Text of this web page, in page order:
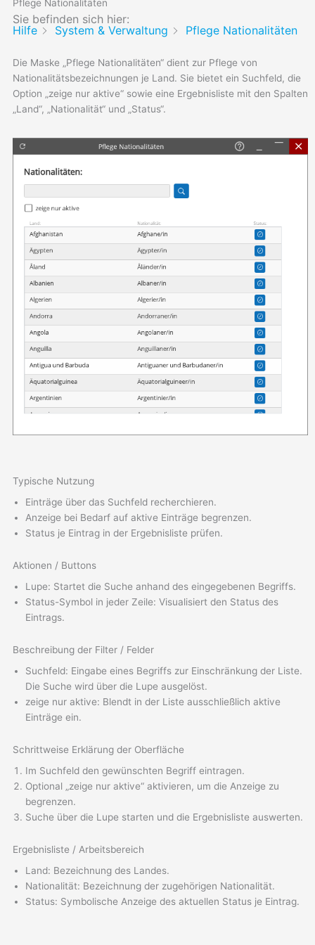
Pflege Nationalitäten
Sie befinden sich hier:
Hilfe
System & Verwaltung Pflege Nationalitäten
Die Maske „Pflege Nationalitäten“ dient zur Pflege von
Nationalitätsbezeichnungen je Land. Sie bietet ein Suchfeld, die
Option „zeige nur aktive“ sowie eine Ergebnisliste mit den Spalten
„Land“, „Nationalität“ und „Status“.
Typische Nutzung
Einträge über das Suchfeld recherchieren.
Anzeige bei Bedarf auf aktive Einträge begrenzen.
Status je Eintrag in der Ergebnisliste prüfen.
Aktionen / Buttons
Lupe: Startet die Suche anhand des eingegebenen Begriffs.
Status-Symbol in jeder Zeile: Visualisiert den Status des
Eintrags.
Beschreibung der Filter / Felder
Suchfeld: Eingabe eines Begriffs zur Einschränkung der Liste.
Die Suche wird über die Lupe ausgelöst.
zeige nur aktive: Blendt in der Liste ausschließlich aktive
Einträge ein.
Schrittweise Erklärung der Oberfläche
Im Suchfeld den gewünschten Begriff eintragen.
Optional „zeige nur aktive“ aktivieren, um die Anzeige zu
begrenzen.
Suche über die Lupe starten und die Ergebnisliste auswerten.
Ergebnisliste / Arbeitsbereich
Land: Bezeichnung des Landes.
Nationalität: Bezeichnung der zugehörigen Nationalität.
Status: Symbolische Anzeige des aktuellen Status je Eintrag.